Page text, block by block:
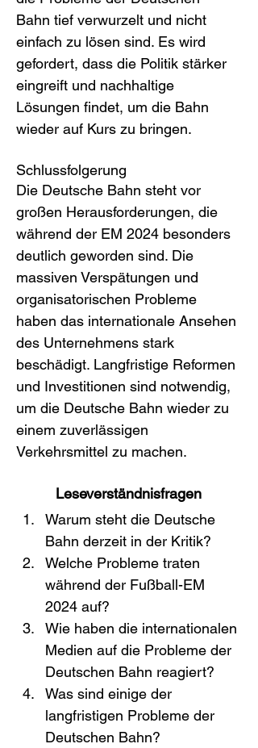
Bahn tief verwurzelt und nicht
einfach zu lösen sind. Es wird
gefordert, dass die Politik stärker
eingreift und nachhaltige
Lösungen findet, um die Bahn
wieder auf Kurs zu bringen.
Schlussfolgerung
Die Deutsche Bahn steht vor
großen Herausforderungen, die
während der EM 2024 besonders
deutlich geworden sind. Die
massiven Verspätungen und
organisatorischen Probleme
haben das internationale Ansehen
des Unternehmens stark
beschädigt. Langfristige Reformen
und Investitionen sind notwendig,
um die Deutsche Bahn wieder zu
einem zuverlässigen
Verkehrsmittel zu machen.
Leseverständnisfragen
Warum steht die Deutsche
Bahn derzeit in der Kritik?
Welche Probleme traten
während der Fußball-EM
2024 auf?
Wie haben die internationalen
Medien auf die Probleme der
Deutschen Bahn reagiert?
Was sind einige der
langfristigen Probleme der
Deutschen Bahn?